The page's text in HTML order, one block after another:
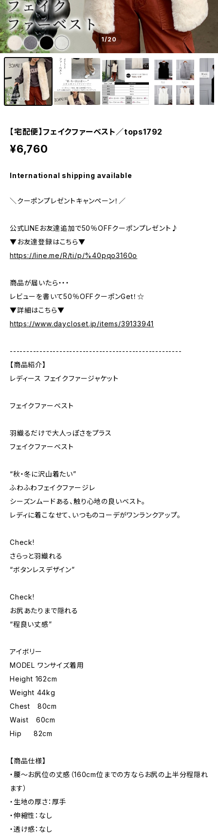
1/20
【宅配便】フェイクファーベスト／tops1792
¥6,760
International shipping available
＼クーポンプレゼントキャンペーン！／
公式LINEお友達追加で50％OFFクーポンプレゼント♪
▼お友達登録はこちら▼
https://line.me/R/ti/p/%40pqo3160o
商品が届いたら・・・
レビューを書いて50％OFFクーポンGet！☆
▼詳細はこちら▼
https://www.daycloset.jp/items/39133941
----------------------------------------------------
【商品紹介】
レディース フェイクファージャケット
フェイクファーベスト
羽織るだけで大人っぽさをプラス
フェイクファーベスト
“秋・冬に沢山着たい”
ふわふわフェイクファージレ
シーズンムードある、触り心地の良いベスト。
レディに着こなせて、いつものコーデがワンランクアップ。
Check!
さらっと羽織れる
“ボタンレスデザイン”
Check!
お尻あたりまで隠れる
“程良い丈感”
アイボリー
MODEL ワンサイズ着用
Height 162cm
Weight 44kg
Chest 80cm
Waist 60cm
Hip 82cm
【商品仕様】
・腰〜お尻位の丈感（160cm位までの方ならお尻の上半分程隠れ
ます）
・生地の厚さ：厚手
・伸縮性：なし
・透け感：なし